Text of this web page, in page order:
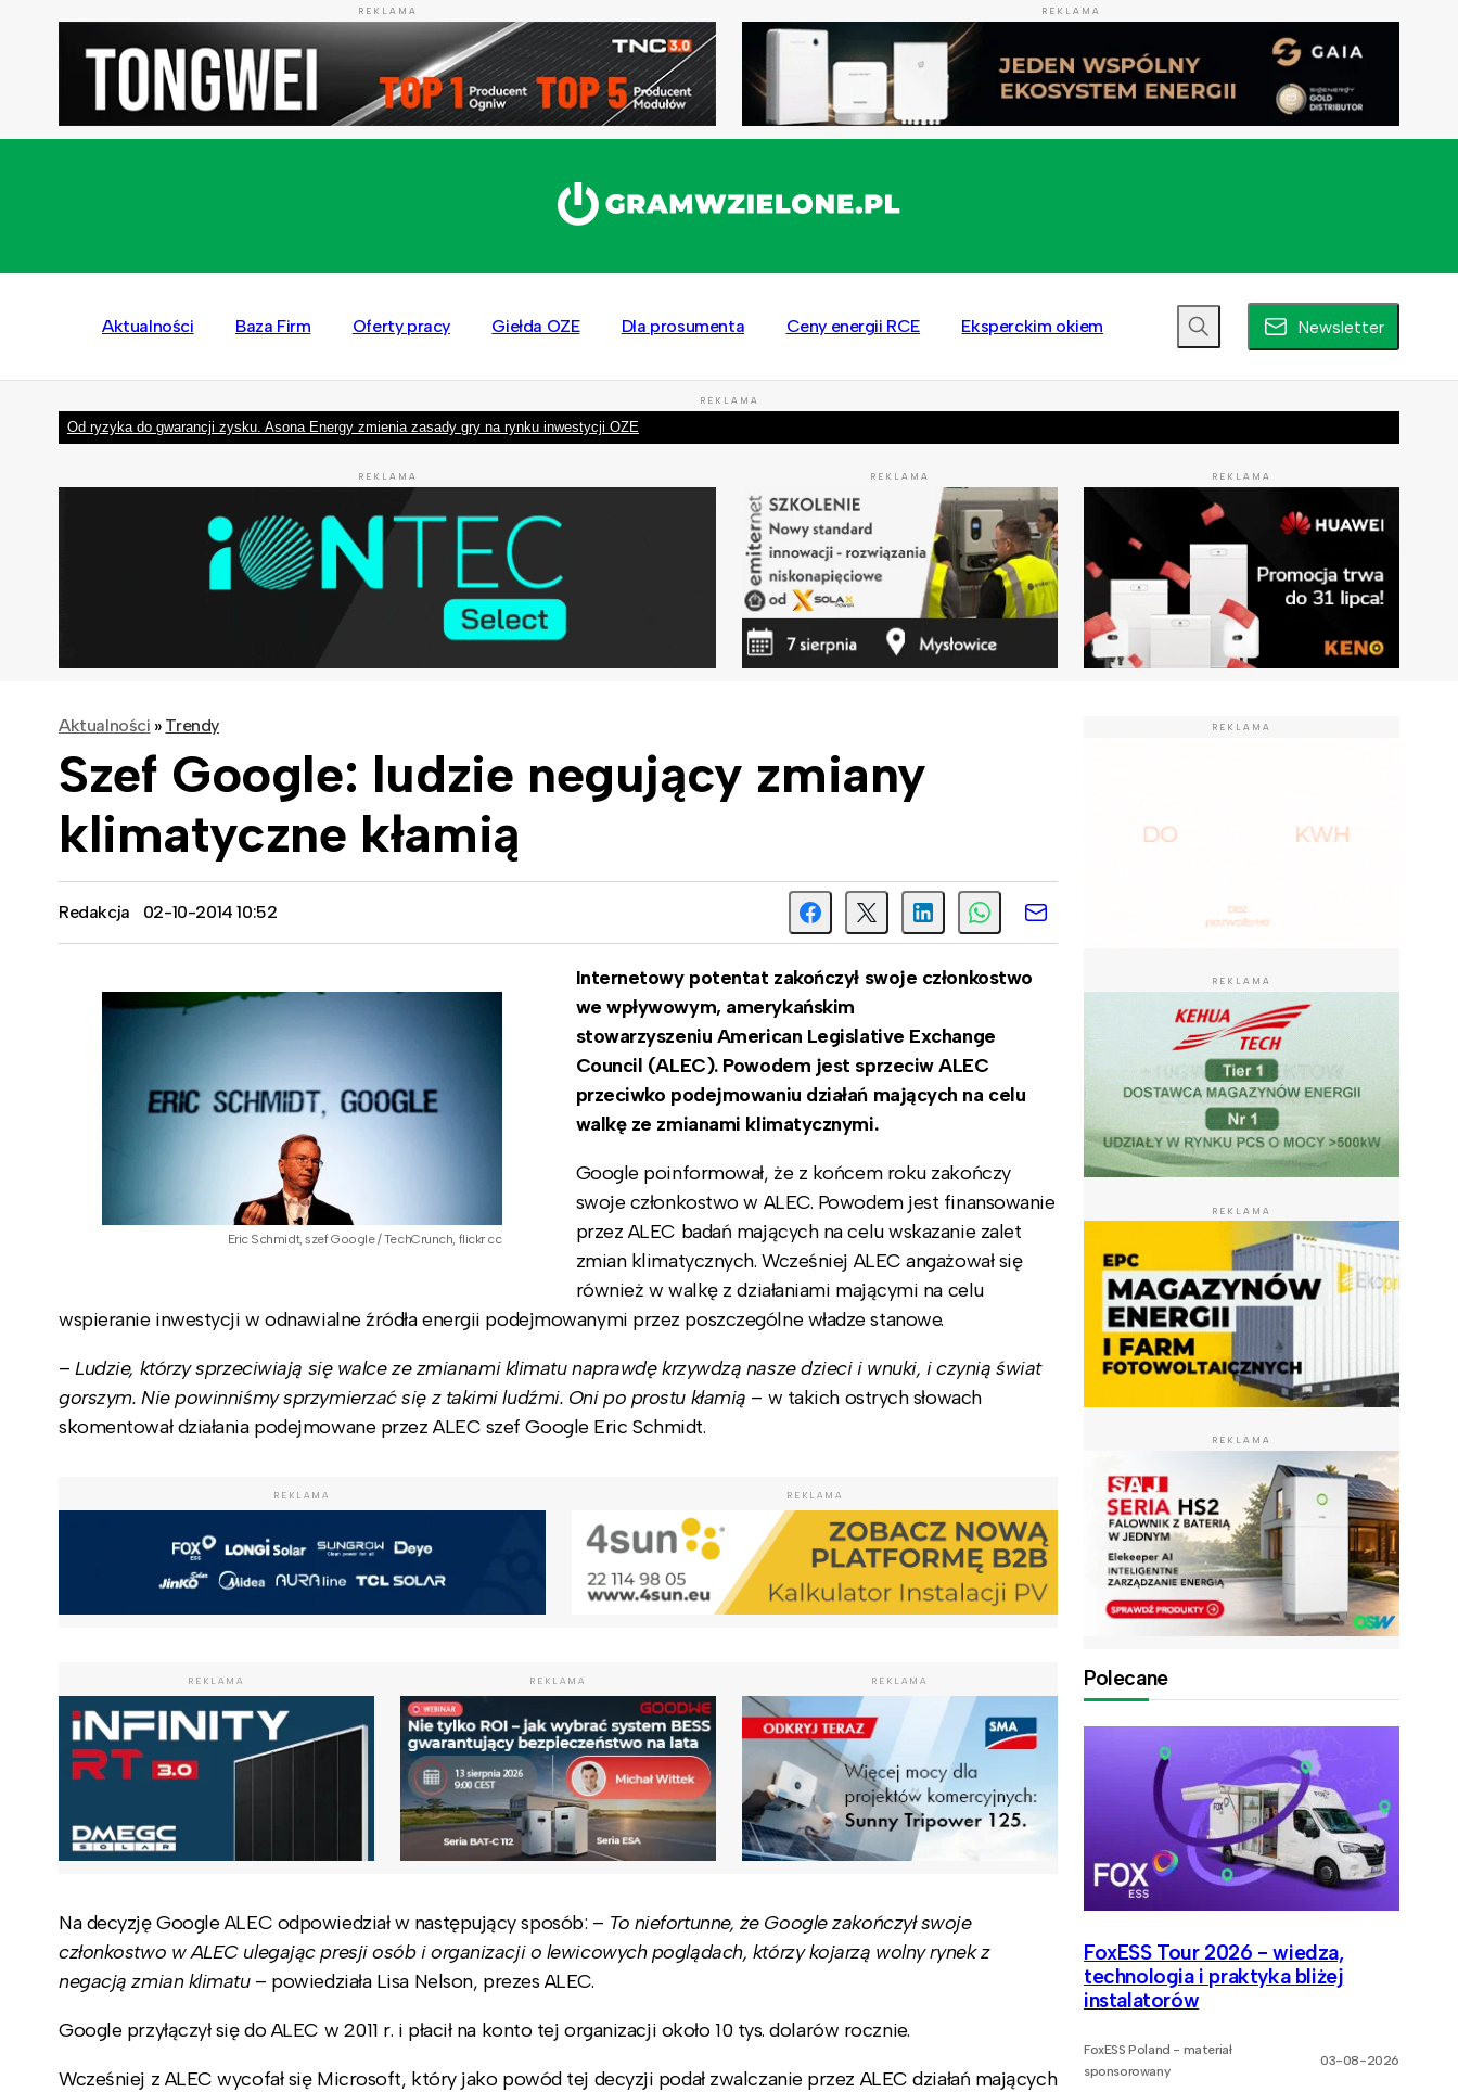
REKLAMA REKLAMA
Aktualności Baza Firm Oferty pracy Giełda OZE Dla prosumenta Ceny energii RCE Eksperckim okiem Newsletter
REKLAMA
Od ryzyka do gwarancji zysku. Asona Energy zmienia zasady gry na rynku inwestycji OZE
REKLAMA REKLAMA REKLAMA
Aktualności » Trendy
Szef Google: ludzie negujący zmiany
klimatyczne kłamią
Redakcja 02-10-2014 10:52
Eric Schmidt, szef Google / TechCrunch, flickr cc
Internetowy potentat zakończył swoje członkostwo
we wpływowym, amerykańskim
stowarzyszeniu American Legislative Exchange
Council (ALEC). Powodem jest sprzeciw ALEC
przeciwko podejmowaniu działań mających na celu
walkę ze zmianami klimatycznymi.
Google poinformował, że z końcem roku zakończy
swoje członkostwo w ALEC. Powodem jest finansowanie
przez ALEC badań mających na celu wskazanie zalet
zmian klimatycznych. Wcześniej ALEC angażował się
również w walkę z działaniami mającymi na celu
wspieranie inwestycji w odnawialne źródła energii podejmowanymi przez poszczególne władze stanowe.
–Ludzie, którzy sprzeciwiają się walce ze zmianami klimatu naprawdę krzywdzą nasze dzieci i wnuki, i czynią świat
gorszym. Nie powinniśmy sprzymierzać się z takimi ludźmi. Oni po prostu kłamią – w takich ostrych słowach
skomentował działania podejmowane przez ALEC szef Google Eric Schmidt.
REKLAMA REKLAMA
REKLAMA REKLAMA REKLAMA
Na decyzję Google ALEC odpowiedział w następujący sposób: – To niefortunne, że Google zakończył swoje
członkostwo w ALEC ulegając presji osób i organizacji o lewicowych poglądach, którzy kojarzą wolny rynek z
negacją zmian klimatu– powiedziała Lisa Nelson, prezes ALEC.
Google przyłączył się do ALEC w 2011 r. i płacił na konto tej organizacji około 10 tys. dolarów rocznie.
Wcześniej z ALEC wycofał się Microsoft, który jako powód tej decyzji podał zwalczanie przez ALEC działań mających
REKLAMA
REKLAMA
REKLAMA
REKLAMA
Polecane
FoxESS Tour 2026 - wiedza,
technologia i praktyka bliżej
instalatorów
FoxESS Poland - materiał
sponsorowany
03-08-2026